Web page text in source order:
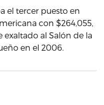
el tercer puesto en
con $264,055,
exaltado al Salón de la
en el 2006.